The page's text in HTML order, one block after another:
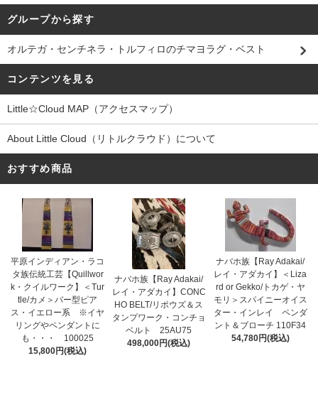
グループから探す
オルテガ・センチネラ・トルフィロのチマヨラグ・ベスト
コンテンツを見る
Little☆Cloud MAP（アクセスマップ）
About Little Cloud（リトルクラウド）について
おすすめ商品
平原インディアン・ラコ
タ族伝統工芸【Quillwor
k・クイルワーク】＜Tur
tle/カメ＞バー型ピア
ス・イエロー系 ※イヤ
リングやペンダントに
も・・・ 100025
15,800円(税込)
ナバホ族【Ray Adakai/
レイ・アダカイ】CONC
HO BELT/リポウズ＆ス
タンプワーク・コンチョ
ベルト 25AU75
498,000円(税込)
ナバホ族【Ray Adakai/
レイ・アダカイ】＜Liza
rd or Gekko/トカゲ・ヤ
モリ＞スパイニーオイス
ター・インレイ ペンダ
ント＆ブローチ 110F34
54,780円(税込)